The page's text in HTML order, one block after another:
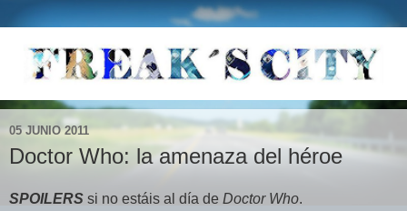
05 JUNIO 2011
Doctor Who: la amenaza del héroe
SPOILERS si no estáis al día de Doctor Who.